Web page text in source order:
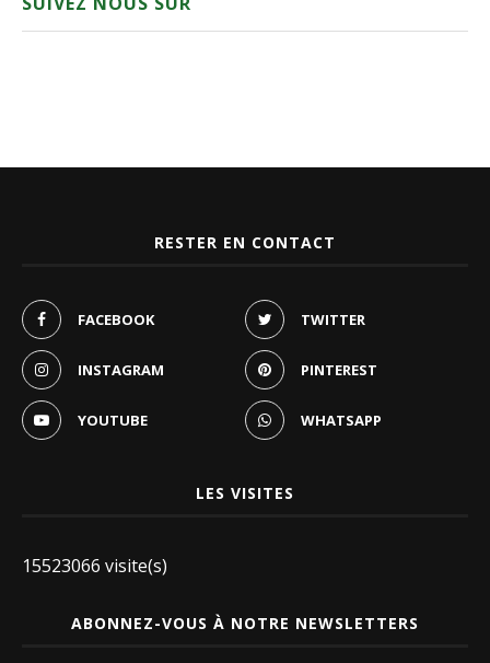
RESTER EN CONTACT
FACEBOOK TWITTER
INSTAGRAM PINTEREST
YOUTUBE WHATSAPP
LES VISITES
15523066 visite(s)
ABONNEZ-VOUS À NOTRE NEWSLETTERS